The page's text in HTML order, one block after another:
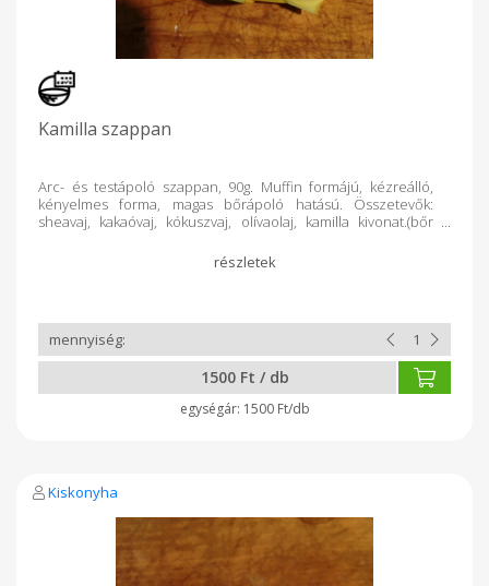
Kamilla szappan
Arc- és testápoló szappan, 90g. Muffin formájú, kézreálló,
kényelmes forma, magas bőrápoló hatású. Összetevők:
sheavaj, kakaóvaj, kókuszvaj, olívaolaj, kamilla kivonat.(bőr
1500 Ft / db
1500 Ft/db
Kiskonyha